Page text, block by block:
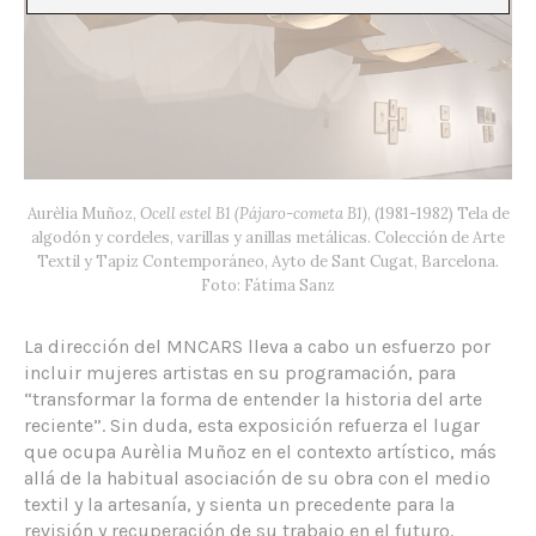
Aurèlia Muñoz, Ocell estel B1 (Pájaro-cometa B1), (1981-1982) Tela de
algodón y cordeles, varillas y anillas metálicas. Colección de Arte
Textil y Tapiz Contemporáneo, Ayto de Sant Cugat, Barcelona.
Foto: Fátima Sanz
La dirección del MNCARS lleva a cabo un esfuerzo por
incluir mujeres artistas en su programación, para
“transformar la forma de entender la historia del arte
reciente”. Sin duda, esta exposición refuerza el lugar
que ocupa Aurèlia Muñoz en el contexto artístico, más
allá de la habitual asociación de su obra con el medio
textil y la artesanía, y sienta un precedente para la
revisión y recuperación de su trabajo en el futuro.